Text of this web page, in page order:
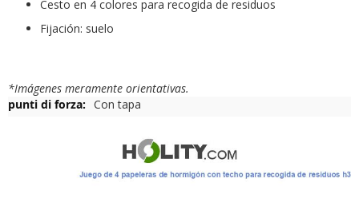
Cesto en 4 colores para recogida de residuos
Fijación: suelo
*Imágenes meramente orientativas.
Más
Con tapa